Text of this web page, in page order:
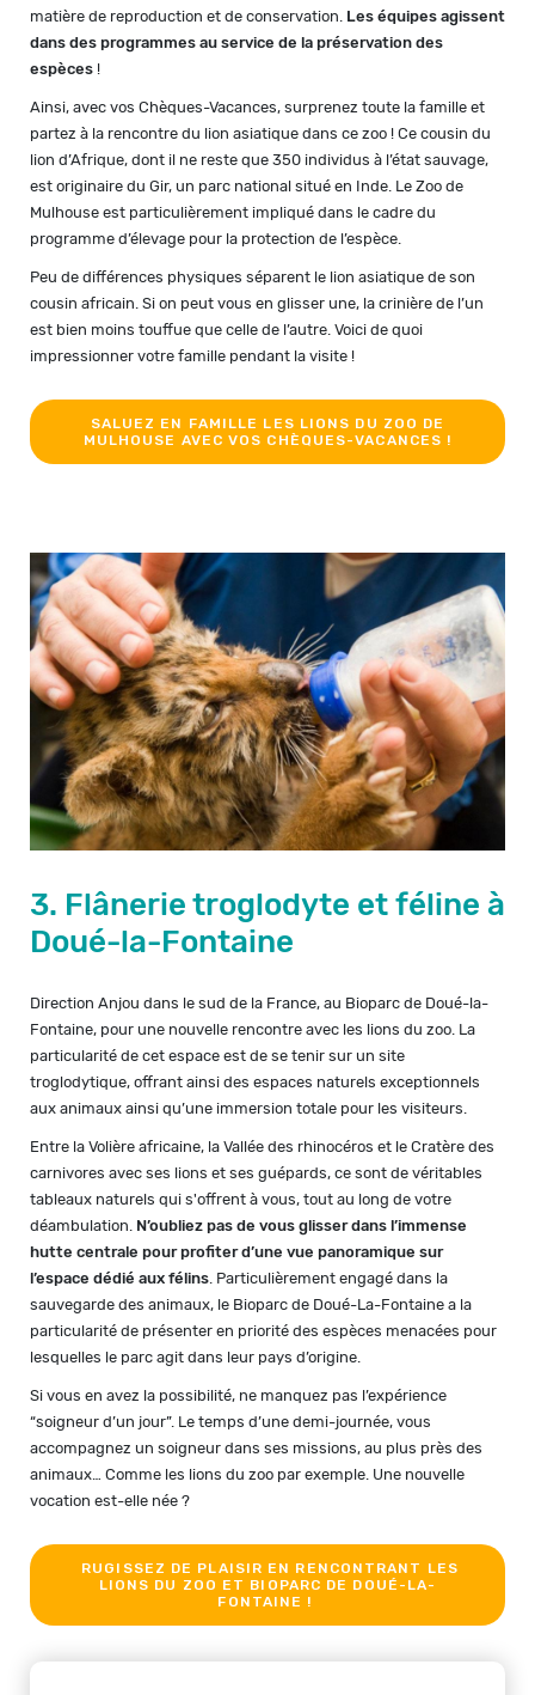
matière de reproduction et de conservation. Les équipes agissent
dans des programmes au service de la préservation des
espèces!
Ainsi, avec vos Chèques-Vacances, surprenez toute la famille et
partez à la rencontre du lion asiatique dans ce zoo ! Ce cousin du
lion d’Afrique, dont il ne reste que 350 individus à l’état sauvage,
est originaire du Gir, un parc national situé en Inde. Le Zoo de
Mulhouse est particulièrement impliqué dans le cadre du
programme d’élevage pour la protection de l’espèce.
Peu de différences physiques séparent le lion asiatique de son
cousin africain. Si on peut vous en glisser une, la crinière de l’un
est bien moins touffue que celle de l’autre. Voici de quoi
impressionner votre famille pendant la visite !
SALUEZ EN FAMILLE LES LIONS DU ZOO DE
MULHOUSE AVEC VOS CHÈQUES-VACANCES !
3. Flânerie troglodyte et féline à
Doué-la-Fontaine
Direction Anjou dans le sud de la France, au Bioparc de Doué-la-
Fontaine, pour une nouvelle rencontre avec les lions du zoo. La
particularité de cet espace est de se tenir sur un site
troglodytique, offrant ainsi des espaces naturels exceptionnels
aux animaux ainsi qu’une immersion totale pour les visiteurs.
Entre la Volière africaine, la Vallée des rhinocéros et le Cratère des
carnivores avec ses lions et ses guépards, ce sont de véritables
tableaux naturels qui s'offrent à vous, tout au long de votre
déambulation. N’oubliez pas de vous glisser dans l’immense
hutte centrale pour profiter d’une vue panoramique sur
l’espace dédié aux félins. Particulièrement engagé dans la
sauvegarde des animaux, le Bioparc de Doué-La-Fontaine a la
particularité de présenter en priorité des espèces menacées pour
lesquelles le parc agit dans leur pays d’origine.
Si vous en avez la possibilité, ne manquez pas l’expérience
“soigneur d’un jour”. Le temps d’une demi-journée, vous
accompagnez un soigneur dans ses missions, au plus près des
animaux… Comme les lions du zoo par exemple. Une nouvelle
vocation est-elle née ?
RUGISSEZ DE PLAISIR EN RENCONTRANT LES
LIONS DU ZOO ET BIOPARC DE DOUÉ-LA-
FONTAINE !